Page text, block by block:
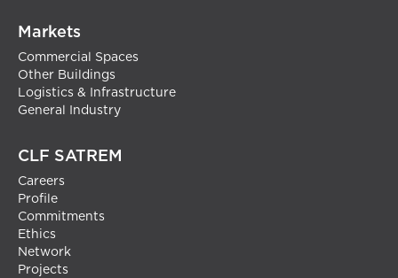
Markets
Commercial Spaces
Other Buildings
Logistics & Infrastructure
General Industry
CLF SATREM
Careers
Profile
Commitments
Ethics
Network
Projects